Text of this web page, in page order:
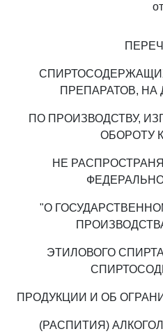
ПРЕПАРАТОВ, НА
ПО ПРОИЗВОДСТВУ,
ОБОРОТУ
НЕ
"О
ЭТИЛОВОГО
ПРОДУКЦИИ И ОБ
(РАСПИТИЯ)